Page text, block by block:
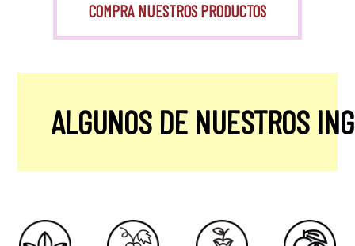
COMPRA NUESTROS PRODUCTOS
ALGUNOS DE NUESTROS